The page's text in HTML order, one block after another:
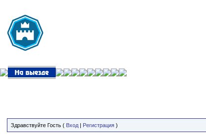
Здравствуйте Гость ( Вход | Регистрация )